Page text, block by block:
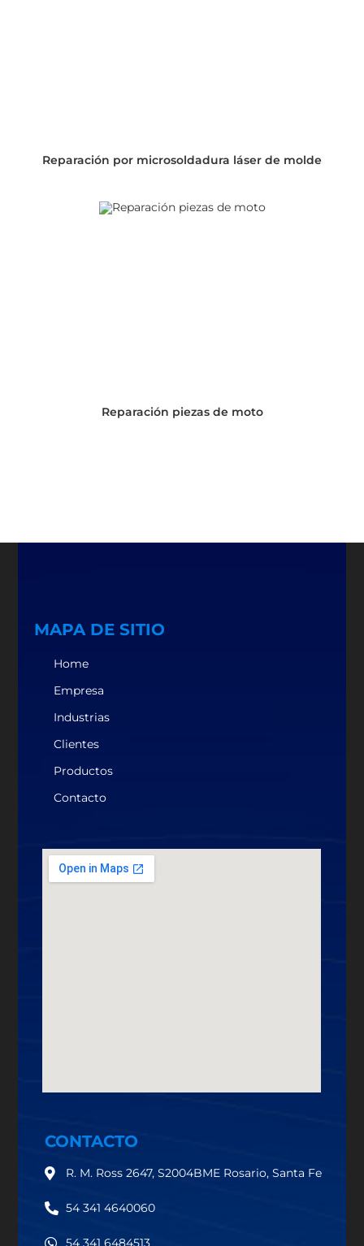
Reparación por microsoldadura láser de molde
Reparación piezas de moto
MAPA DE SITIO
Home
Empresa
Industrias
Clientes
Productos
Contacto
CONTACTO
R. M. Ross 2647, S2004BME Rosario, Santa Fe
54 341 4640060
54 341 6484513